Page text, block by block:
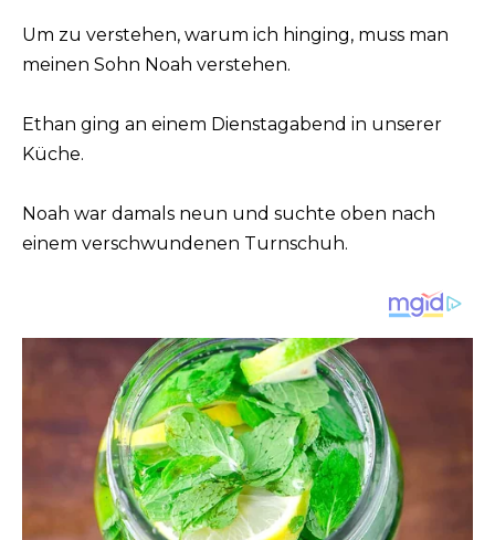
Um zu verstehen, warum ich hinging, muss man
meinen Sohn Noah verstehen.
Ethan ging an einem Dienstagabend in unserer
Küche.
Noah war damals neun und suchte oben nach
einem verschwundenen Turnschuh.